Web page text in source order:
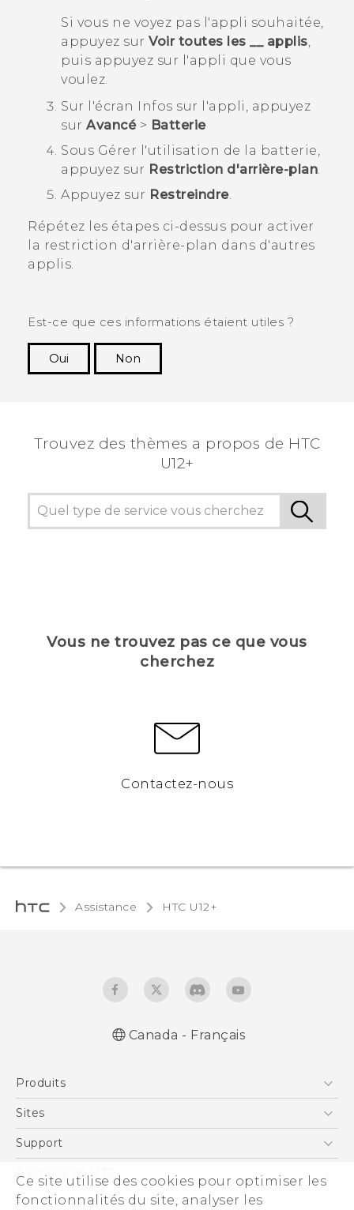
Ce site utilise des cookies pour optimiser les
fonctionnalités du site, analyser les
Si vous ne voyez pas l'appli souhaitée,
appuyez sur Voir toutes les __ applis,
puis appuyez sur l'appli que vous
voulez.
Sur l'écran
Infos sur l'appli , appuyez
sur Avancé> Batterie
Sous Gérer l'utilisation de la batterie,
appuyez sur Restriction d'arrière-plan.
Appuyez sur Restreindre.
Répétez les étapes ci-dessus pour activer
la restriction d'arrière-plan dans d'autres
applis.
Est-ce que ces informations étaient utiles ?
Oui
Non
Trouvez des thèmes a propos de HTC
U12+
Vous ne trouvez pas ce que vous
cherchez
Contactez-nous
Assistance HTC U12+‎
Canada - Français
Produits
5G
EXODUS
VIVE
Sites
HTC Dev
Support
Statut de la commande
À propos de HTC
ESG